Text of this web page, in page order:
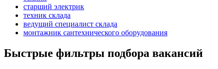
старший электрик
техник склада
ведущий специалист склада
монтажник сантехнического оборудования
Быстрые фильтры подбора вакансий